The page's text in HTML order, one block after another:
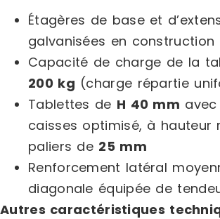
Étagères de base et
galvanisées en construction
Capacité de charge de la
200 kg (charge répartie
Tablettes de H 40 mm
caisses optimisé, à hauteur
paliers de 25 mm
Renforcement latéral
diagonale équipée de
Autres caractéristiques